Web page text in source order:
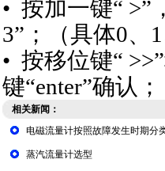
• 按加一键“ >”
3”；（具体0、
• 按移位键“
键“enter”确认；
相关新闻：
电磁流量计按照故障发生时期分
蒸汽流量计选型